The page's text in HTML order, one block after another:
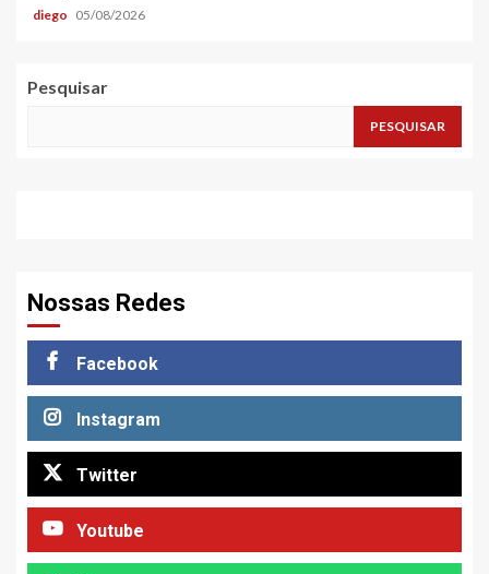
diego 05/08/2026
Pesquisar
PESQUISAR
Nossas Redes
Facebook
Instagram
Twitter
Youtube